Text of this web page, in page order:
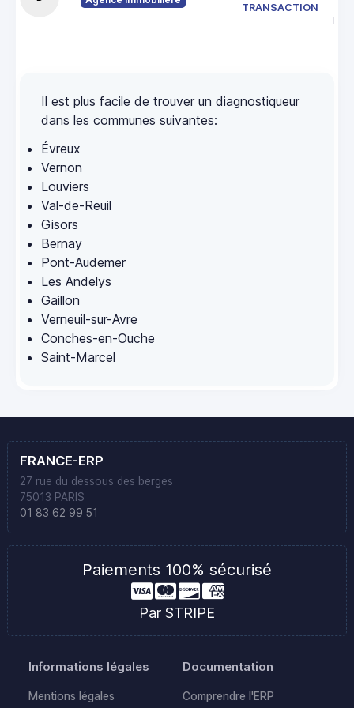
TRANSACTION
Il est plus facile de trouver un diagnostiqueur
dans les communes suivantes:
Évreux
Vernon
Louviers
Val-de-Reuil
Gisors
Bernay
Pont-Audemer
Les Andelys
Gaillon
Verneuil-sur-Avre
Conches-en-Ouche
Saint-Marcel
FRANCE-ERP
27 rue du dessous des berges
75013 PARIS
01 83 62 99 51
Paiements 100% sécurisé
Par STRIPE
Informations légales
Mentions légales
Documentation
Comprendre l'ERP